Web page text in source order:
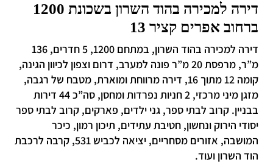
דירה למכירה בהוד השרון בשכונת 1200
ברחוב אפרים קציר 13
דירה למכירה בהוד השרון, במתחם 1200, 5 חדרים, 136
מ”ר, מרפסת 20 מ”ר פונה למערב, דרום וצפון לכיוון הגינה,
קומה 12 מתוך 16, דירה מרווחת ומוארת, מטבח של רגבה,
מזגן מיני מרכזי, 2 חניות נפרדות ומחסן, סה”כ 44 דירות
בבניין. קרוב לבתי ספר, גני ילדים, פארקים, קרוב לבתי ספר
יסודי הירוק ונחשון, חטיבת עתידים, תיכון רמון, כיכר
המושבה, אזורים מסחריים, יציאה לכביש 531, קרבה לרכבת
הוד השרון ועוד.